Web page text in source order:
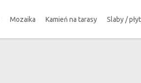
Mozaika Kamień na tarasy Slaby /